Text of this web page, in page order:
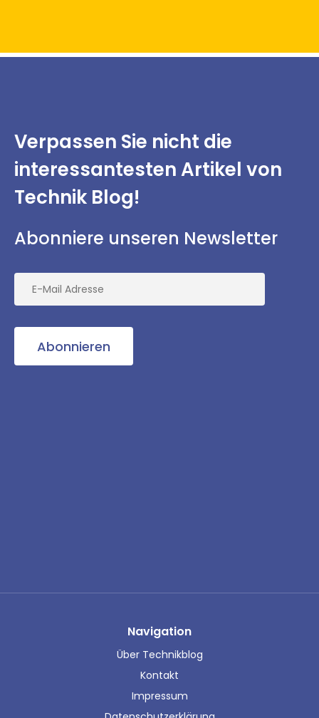
Verpassen Sie nicht die
interessantestenArtikel von
Technik Blog!
Abonniere unseren Newsletter
Abonnieren
Navigation
Über Technikblog
Kontakt
Impressum